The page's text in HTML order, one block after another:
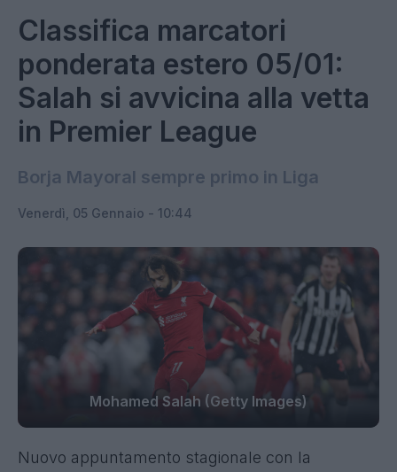
Classifica marcatori
ponderata estero 05/01:
Salah si avvicina alla vetta
in Premier League
Borja Mayoral sempre primo in Liga
Venerdì, 05 Gennaio - 10:44
Mohamed Salah (Getty Images)
Nuovo appuntamento stagionale con la